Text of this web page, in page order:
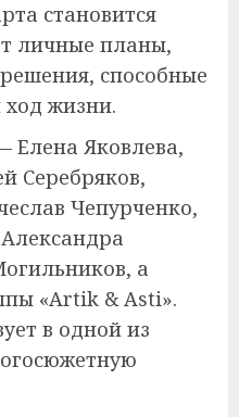
становится
личные планы,
способные
жизни.
Елена Яковлева,
Серебряков,
Чепурченко,
а
«Artik & Asti».
в одной из